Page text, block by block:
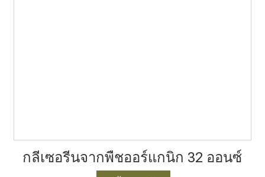
กลีเซอรีนจากพืชออร์แกนิก 32 ออนซ์